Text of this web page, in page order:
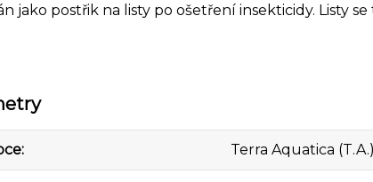
jako postřik na listy po ošetření insekticidy. Listy
Terra Aquatica (T.A.)